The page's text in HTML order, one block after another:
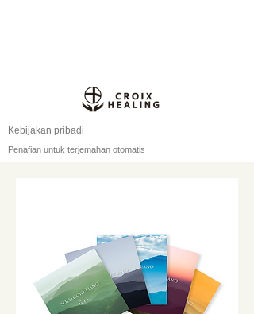
Kebijakan pribadi
Penafian untuk terjemahan otomatis